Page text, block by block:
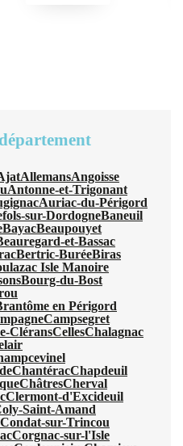
AllemansAngoisse
Antonne-et-Trigonant
Auriac-du-Périgord
sur-DordogneBaneuil
BayacBeaupouyet
et-Bassac
Bertric-BuréeBiras
Isle Manoire
Bourg-du-Bost
en Périgord
Campsegret
CléransCellesChalagnac
ChantéracChapdeuil
ChâtresCherval
Clermont-d'Excideuil
Saint-Amand
Condat-sur-Trincou
Corgnac-sur-l'Isle